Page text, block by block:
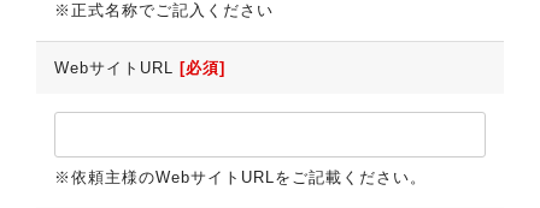
※正式名称でご記入ください
WebサイトURL [必須]
※依頼主様のWebサイトURLをご記載ください。